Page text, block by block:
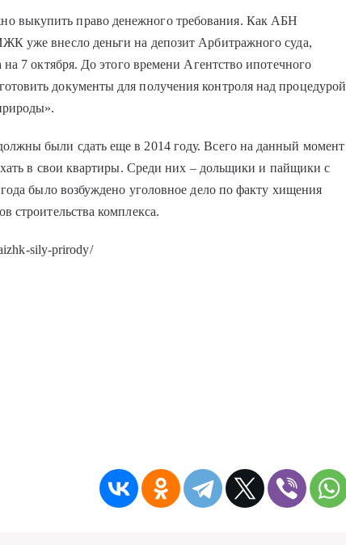
право денежного требования. Как АБН
уже внесло деньги на депозит Арбитражного суда,
7 октября. До этого времени Агентство ипотечного
документы для получения контроля над процедурой
были сдать еще в 2014 году. Всего на данный момент
в свои квартиры. Среди них – дольщики и пайщики с
было возбуждено уголовное дело по факту хищения
строительства комплекса.
sily-prirody/